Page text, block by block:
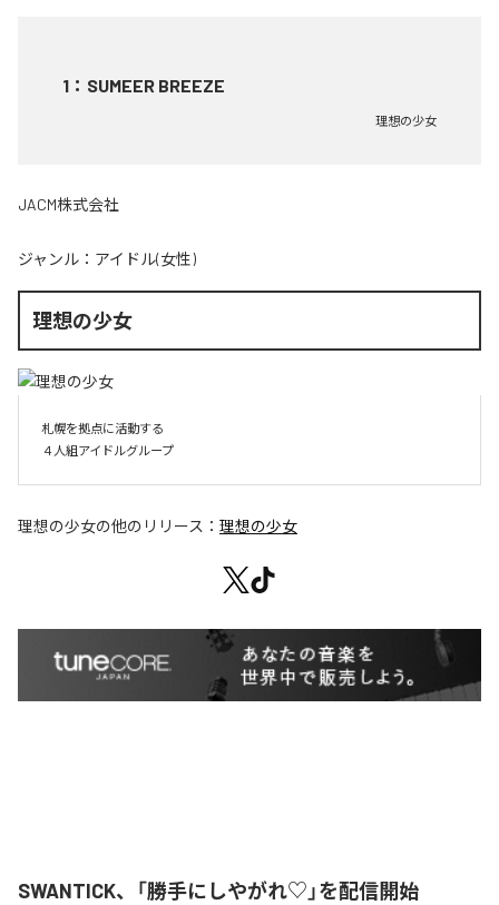
1 ： SUMEER BREEZE
理想の少女
JACM株式会社
ジャンル： アイドル(女性)
理想の少女
札幌を拠点に活動する
４人組アイドルグループ
理想の少女の他のリリース： 理想の少女
SWANTICK、「勝手にしやがれ♡」を配信開始